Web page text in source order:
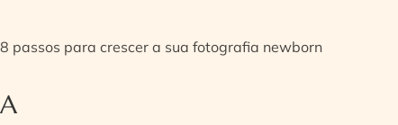
8 passos para crescer a sua fotografia newborn
A